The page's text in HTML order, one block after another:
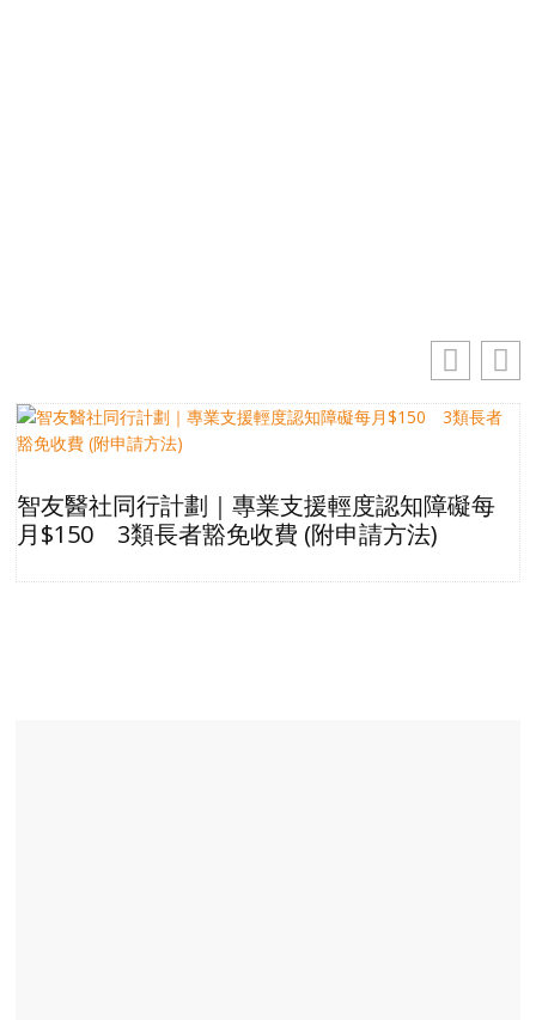
智友醫社同行計劃｜專業支援輕度認知障礙每
月$150 3類長者豁免收費 (附申請方法)